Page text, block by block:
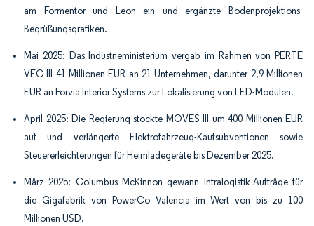
am Formentor und Leon ein und ergänzte Bodenprojektions-
Begrüßungsgrafiken.
Mai 2025: Das Industrieministerium vergab im Rahmen von PERTE
VEC III 41 Millionen EUR an 21 Unternehmen, darunter 2,9 Millionen
EUR an Forvia Interior Systems zur Lokalisierung von LED-Modulen.
April 2025: Die Regierung stockte MOVES III um 400 Millionen EUR
auf und verlängerte Elektrofahrzeug-Kaufsubventionen sowie
Steuererleichterungen für Heimladegeräte bis Dezember 2025.
März 2025: Columbus McKinnon gewann Intralogistik-Aufträge für
die Gigafabrik von PowerCo Valencia im Wert von bis zu 100
Millionen USD.